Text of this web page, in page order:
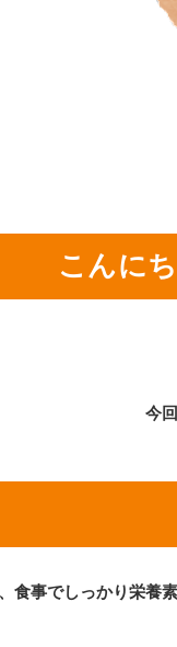
こんに
今
食事でしっかり栄養